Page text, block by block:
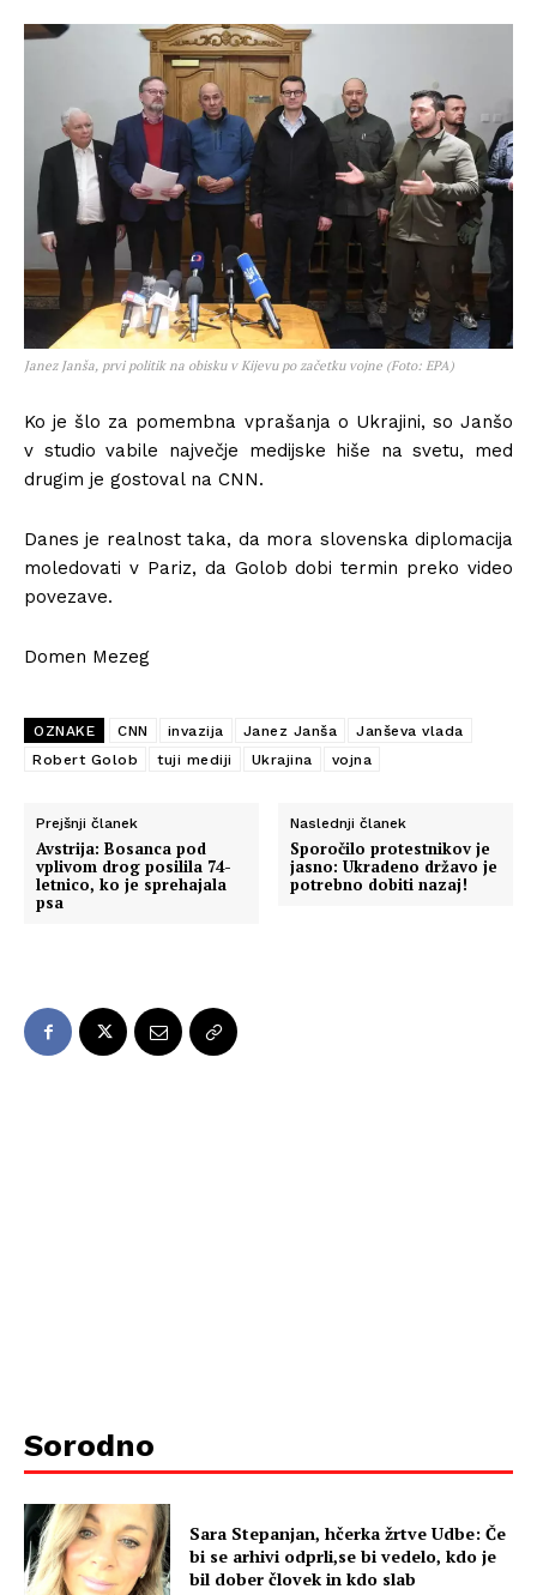
Janez Janša, prvi politik na obisku v Kijevu po začetku vojne (Foto: EPA)
Ko je šlo za pomembna vprašanja o Ukrajini, so Janšo
v studio vabile največje medijske hiše na svetu, med
drugim je gostoval na CNN.
Danes je realnost taka, da mora slovenska diplomacija
moledovati v Pariz, da Golob dobi termin preko video
povezave.
Domen Mezeg
OZNAKE CNN invazija Janez Janša
Janševa vlada
Robert Golob
tuji mediji Ukrajina vojna
Prejšnji članek
Avstrija: Bosanca pod
vplivom drog posilila 74-
letnico, ko je sprehajala
psa
Naslednji članek
Sporočilo protestnikov je
jasno: Ukradeno državo je
potrebno dobiti nazaj!
Sorodno
Sara Stepanjan, hčerka žrtve Udbe: Če
bi se arhivi odprli,se bi vedelo, kdo je
bil dober človek in kdo slab